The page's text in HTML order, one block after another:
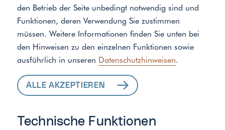
den Betrieb der Seite unbedingt notwendig sind und
Funktionen, deren Verwendung Sie zustimmen
müssen. Weitere Informationen finden Sie unten bei
den Hinweisen zu den einzelnen Funktionen sowie
ausführlich in unseren Datenschutzhinweisen.
ALLE AKZEPTIEREN
Technische Funktionen
ALLE LEISTUNGEN
FÜR IHR ZUHAUSE